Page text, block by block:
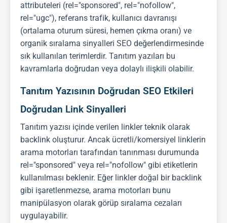
attributeleri (rel="sponsored", rel="nofollow",
rel="ugc"), referans trafik, kullanıcı davranışı
(ortalama oturum süresi, hemen çıkma oranı) ve
organik sıralama sinyalleri SEO değerlendirmesinde
sık kullanılan terimlerdir. Tanıtım yazıları bu
kavramlarla doğrudan veya dolaylı ilişkili olabilir.
Tanıtım Yazısının Doğrudan SEO Etkileri
Doğrudan Link Sinyalleri
Tanıtım yazısı içinde verilen linkler teknik olarak
backlink oluşturur. Ancak ücretli/komersiyel linklerin
arama motorları tarafından tanınması durumunda
rel="sponsored" veya rel="nofollow" gibi etiketlerin
kullanılması beklenir. Eğer linkler doğal bir backlink
gibi işaretlenmezse, arama motorları bunu
manipülasyon olarak görüp sıralama cezaları
uygulayabilir.